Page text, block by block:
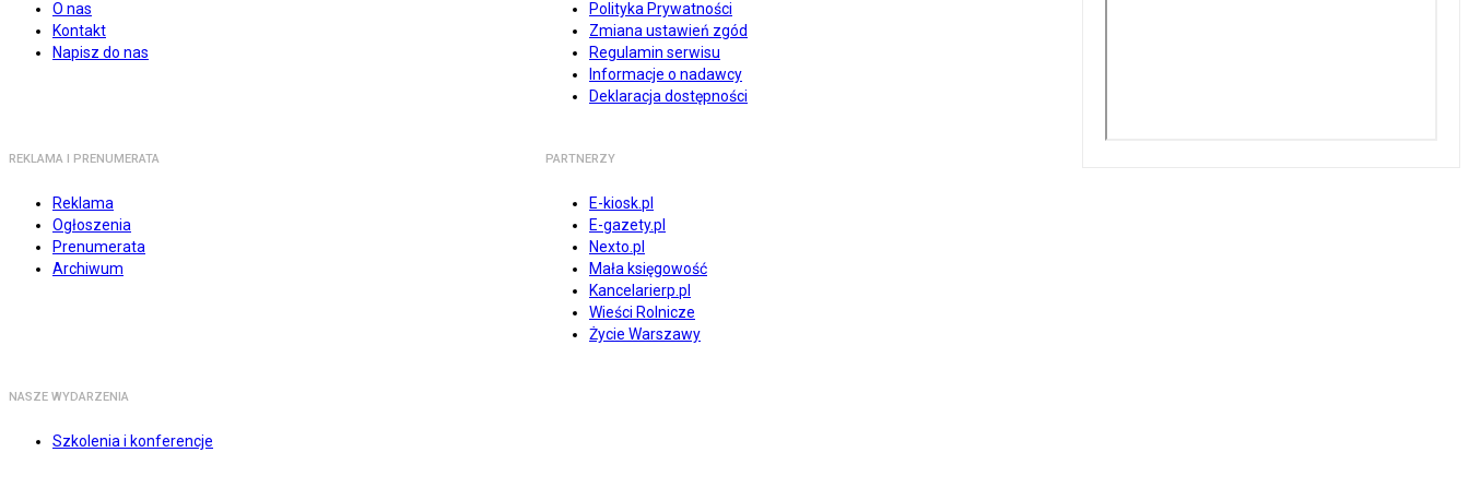
O nas
Kontakt
Napisz do nas
Polityka Prywatności
Zmiana ustawień zgód
Regulamin serwisu
Informacje o nadawcy
Deklaracja dostępności
REKLAMA I PRENUMERATA
Reklama
Ogłoszenia
Prenumerata
Archiwum
PARTNERZY
E-kiosk.pl
E-gazety.pl
Nexto.pl
Mała księgowość
Kancelarierp.pl
Wieści Rolnicze
Życie Warszawy
NASZE WYDARZENIA
Szkolenia i konferencje